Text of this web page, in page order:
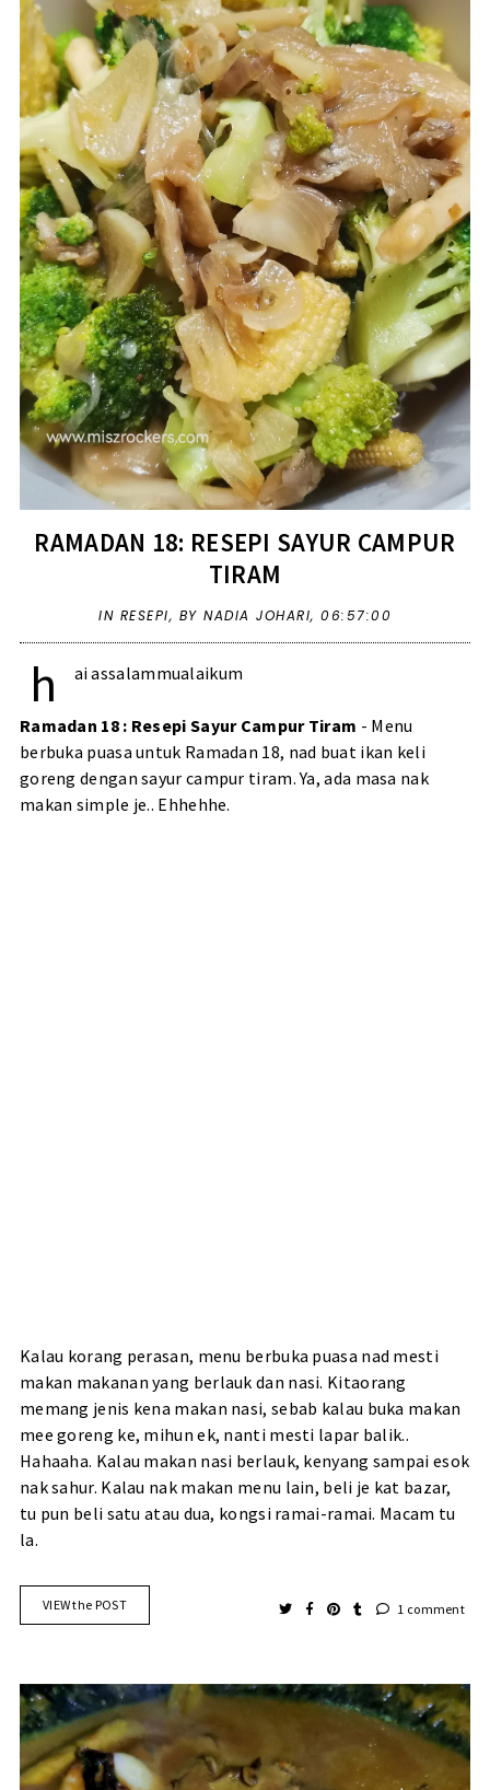
RAMADAN 18: RESEPI SAYUR CAMPUR
TIRAM
IN RESEPI, BY NADIA JOHARI, 06:57:00
h ai assalammualaikum
Ramadan 18 : Resepi Sayur Campur Tiram - Menu
berbuka puasa untuk Ramadan 18, nad buat ikan keli
goreng dengan sayur campur tiram. Ya, ada masa nak
makan simple je.. Ehhehhe.
Kalau korang perasan, menu berbuka puasa nad mesti
makan makanan yang berlauk dan nasi. Kitaorang
memang jenis kena makan nasi, sebab kalau buka makan
mee goreng ke, mihun ek, nanti mesti lapar balik..
Hahaaha. Kalau makan nasi berlauk, kenyang sampai esok
nak sahur. Kalau nak makan menu lain, beli je kat bazar,
tu pun beli satu atau dua, kongsi ramai-ramai. Macam tu
la.
VIEW the POST 1 comment